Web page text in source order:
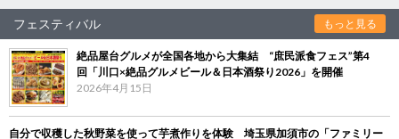
フェスティバル もっと見る
絶品屋台グルメが全国各地から大集結 “庶民派食フェス”第4
回「川口×絶品グルメビール＆日本酒祭り2026」を開催
2026年4月15日
自分で収穫した秋野菜を使って芋煮作りを体験 埼玉県加須市の「ファミリー